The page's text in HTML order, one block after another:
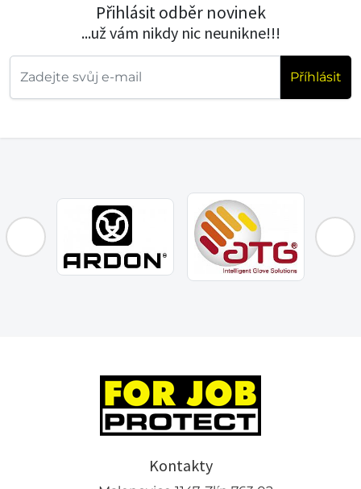
Přihlásit odběr novinek
...už vám nikdy nic neunikne!!!
Příhlásit
Kontakty